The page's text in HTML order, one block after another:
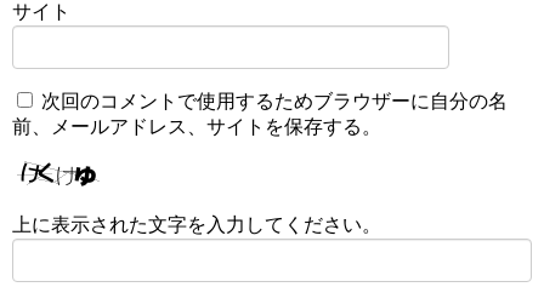
サイト
次回のコメントで使用するためブラウザーに自分の名
前、メールアドレス、サイトを保存する。
上に表示された文字を入力してください。